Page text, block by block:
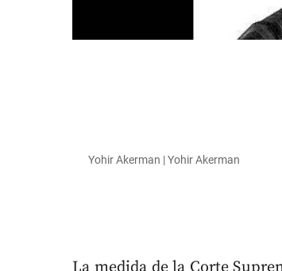
Yohir Akerman | Yohir Akerman